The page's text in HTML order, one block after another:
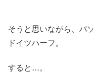
そうと思いながら、パ
ドイツハーフ。
すると…。